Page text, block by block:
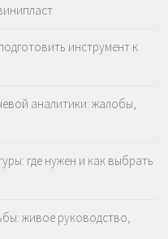
инструмент к
аналитики: жалобы,
где нужен и как выбрать
живое руководство,